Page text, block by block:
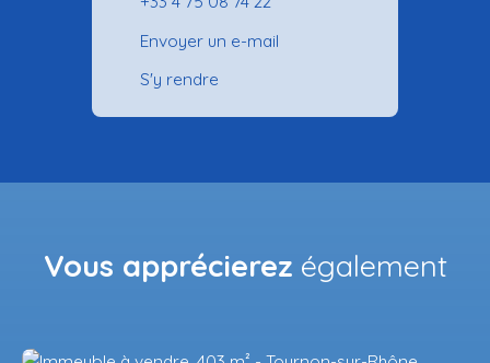
Envoyer un e-mail
S'y rendre
Vous apprécierez également